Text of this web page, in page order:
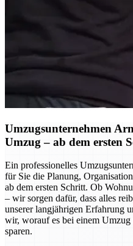
Umzugsunternehmen
Umzug – ab dem ersten
Ein professionelles
für Sie die Planung,
ab dem ersten Schritt. Ob
– wir sorgen dafür, dass alles
unserer langjährigen Erfahrung
wir, worauf es bei einem
sparen.